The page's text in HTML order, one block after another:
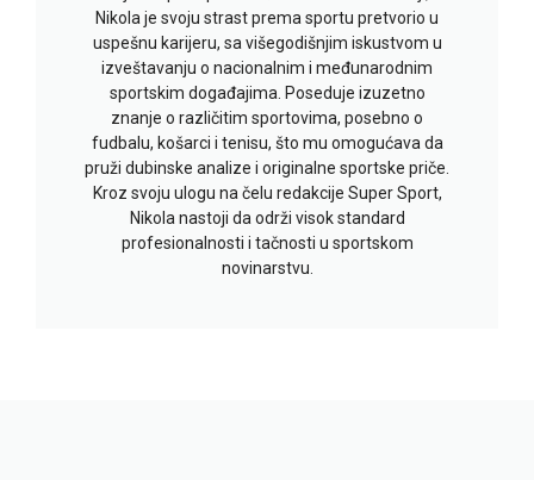
Nikola je svoju strast prema sportu pretvorio u
uspešnu karijeru, sa višegodišnjim iskustvom u
izveštavanju o nacionalnim i međunarodnim
sportskim događajima. Poseduje izuzetno
znanje o različitim sportovima, posebno o
fudbalu, košarci i tenisu, što mu omogućava da
pruži dubinske analize i originalne sportske priče.
Kroz svoju ulogu na čelu redakcije Super Sport,
Nikola nastoji da održi visok standard
profesionalnosti i tačnosti u sportskom
novinarstvu.